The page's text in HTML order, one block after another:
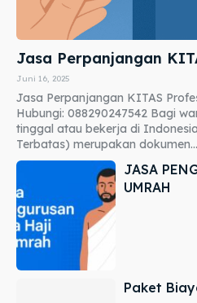
Jasa Perpanjangan
Juni 16, 2025
Jasa Perpanjangan KITAS
Hubungi: 088290247542 Bagi
tinggal atau bekerja di
Terbatas) merupakan dokumen...
JASA
UMRAH
Paket